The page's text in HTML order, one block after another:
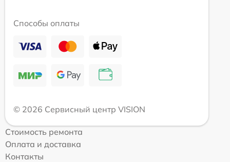
Способы оплаты
© 2026 Сервисный центр VISION
Стоимость ремонта
Оплата и доставка
Контакты